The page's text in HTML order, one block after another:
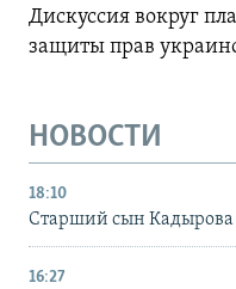
Дискуссия вокруг
защиты прав
НОВОСТИ
18:10
Старший сын Кадырова
16:27